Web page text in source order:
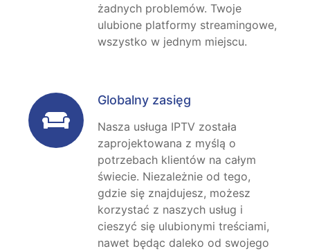
żadnych problemów. Twoje
ulubione platformy streamingowe,
wszystko w jednym miejscu.
Globalny zasięg
Nasza usługa IPTV została
zaprojektowana z myślą o
potrzebach klientów na całym
świecie. Niezależnie od tego,
gdzie się znajdujesz, możesz
korzystać z naszych usług i
cieszyć się ulubionymi treściami,
nawet będąc daleko od swojego